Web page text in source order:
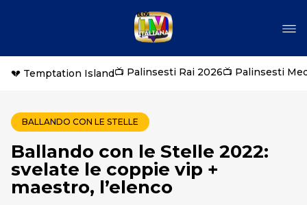
💔 Temptation Island📺 Palinsesti Rai 2026📺 Palinsesti
BALLANDO CON LE STELLE
Ballando con le Stelle 2022:
svelate le coppie vip +
maestro, l’elenco